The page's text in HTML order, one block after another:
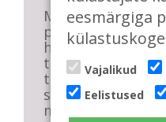
Me pühendume
positiivsele
huvitavatele ning
tantsudele. Kui
talveõhtuses
siis vaatab vastu
meri, mis näitab,
eesmärgiga
Vajalikud
Eelistused